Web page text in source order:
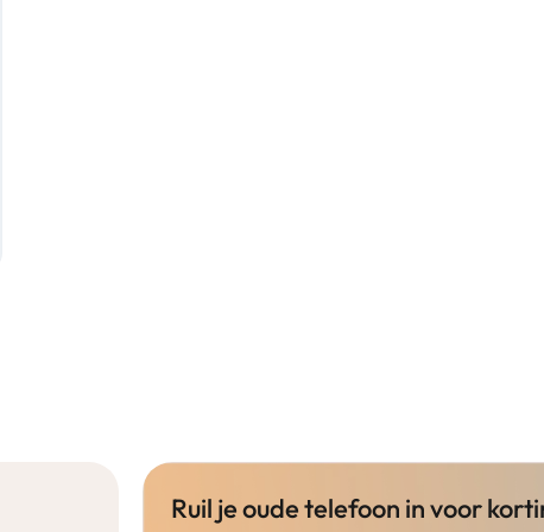
Ruil je oude telefoon in voor